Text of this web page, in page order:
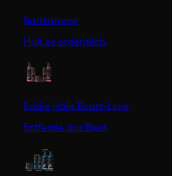
Bartkämme
Halt es ordentlich.
Eddie Halls Beast-Linie
Entfessle das Biest